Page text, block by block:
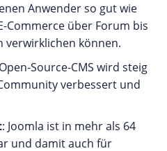
Anwender so gut wie
Commerce über Forum bis
verwirklichen können.
Source-CMS wird steig
verbessert und
: Joomla ist in mehr als 64
und damit auch für